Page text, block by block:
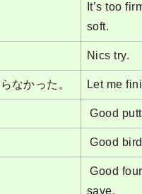
It’s too
soft.
Nics try.
なかった。 Let me
Good
Good
Good
save.